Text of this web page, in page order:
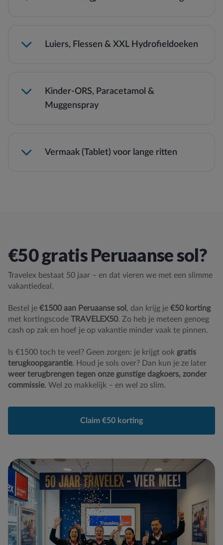
Luiers, Flessen & XXL Hydrofieldoeken
Kinder-ORS, Paracetamol &
Muggenspray
Vermaak (Tablet) voor lange ritten
€50 gratis Peruaanse sol?
Travelex bestaat 50 jaar – en dat vieren we met een slimme
vakantiedeal.
Bestel je €1500 aan Peruaanse sol , dan krijg je €50 korting
met kortingscode TRAVELEX50. Zo heb je meteen genoeg
cash op zak en hoef je op vakantie minder vaak te pinnen.
Is €1500 toch te veel? Geen zorgen: je krijgt ook gratis
terugkoopgarantie. Houd je sols over? Dan kun je ze later
weer terugbrengen tegen onze gunstige dagkoers, zonder
commissie. Wel zo makkelijk – en wel zo slim.
Claim €50 korting